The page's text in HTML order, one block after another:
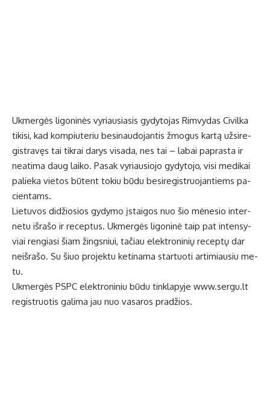
Uk­mer­gės li­go­ni­nės vy­riau­sia­sis gy­dy­to­jas Rim­vy­das Ci­vil­ka
ti­ki­si, kad kom­piu­te­riu be­si­nau­do­jan­tis žmo­gus kar­tą už­si­re­
gist­ra­vęs tai tik­rai da­rys vi­sa­da, nes tai – la­bai pa­pras­ta ir
ne­at­ima daug lai­ko. Pa­sak vy­riau­sio­jo gy­dy­to­jo, vi­si me­di­kai
pa­lie­ka vie­tos bū­tent to­kiu bū­du be­si­re­gist­ruo­jan­tiems pa­
cien­tams.
Lie­tu­vos di­džio­sios gy­dy­mo įstai­gos nuo šio mė­ne­sio in­ter­
ne­tu iš­ra­šo ir re­cep­tus. Uk­mer­gės li­go­ni­nė taip pat in­ten­sy­
viai ren­gia­si šiam žings­niui, ta­čiau elek­tro­ni­nių re­cep­tų dar
ne­iš­ra­šo. Su šiuo pro­jek­tu ke­ti­na­ma star­tuo­ti ar­ti­miau­siu me­
tu.
Uk­mer­gės PSPC elek­tro­ni­niu bū­du tin­kla­py­je www.ser­gu.lt
re­gist­ruo­tis ga­li­ma jau nuo va­sa­ros pra­džios.